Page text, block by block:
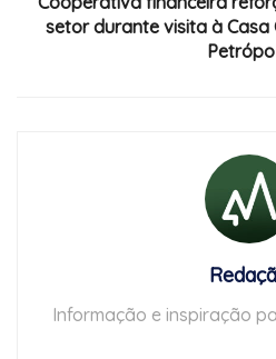
setor durante visita à
Informação e inspiração